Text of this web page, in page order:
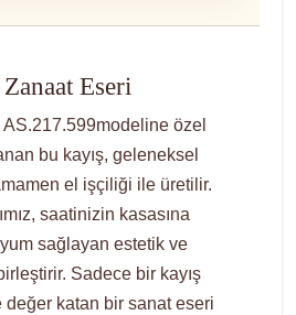
Eseri
özel
bu kayış, geleneksel
el işçiliği ile üretilir.
saatinizin kasasına
sağlayan estetik ve
birleştirir. Sadece bir kayış
katan bir sanat eseri